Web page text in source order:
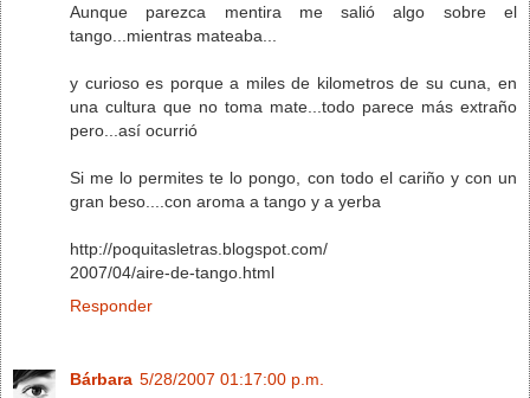
Aunque parezca mentira me salió algo sobre el
tango...mientras mateaba...
y curioso es porque a miles de kilometros de su cuna, en
una cultura que no toma mate...todo parece más extraño
pero...así ocurrió
Si me lo permites te lo pongo, con todo el cariño y con un
gran beso....con aroma a tango y a yerba
http://poquitasletras.blogspot.com/
2007/04/aire-de-tango.html
Responder
Bárbara 5/28/2007 01:17:00 p.m.